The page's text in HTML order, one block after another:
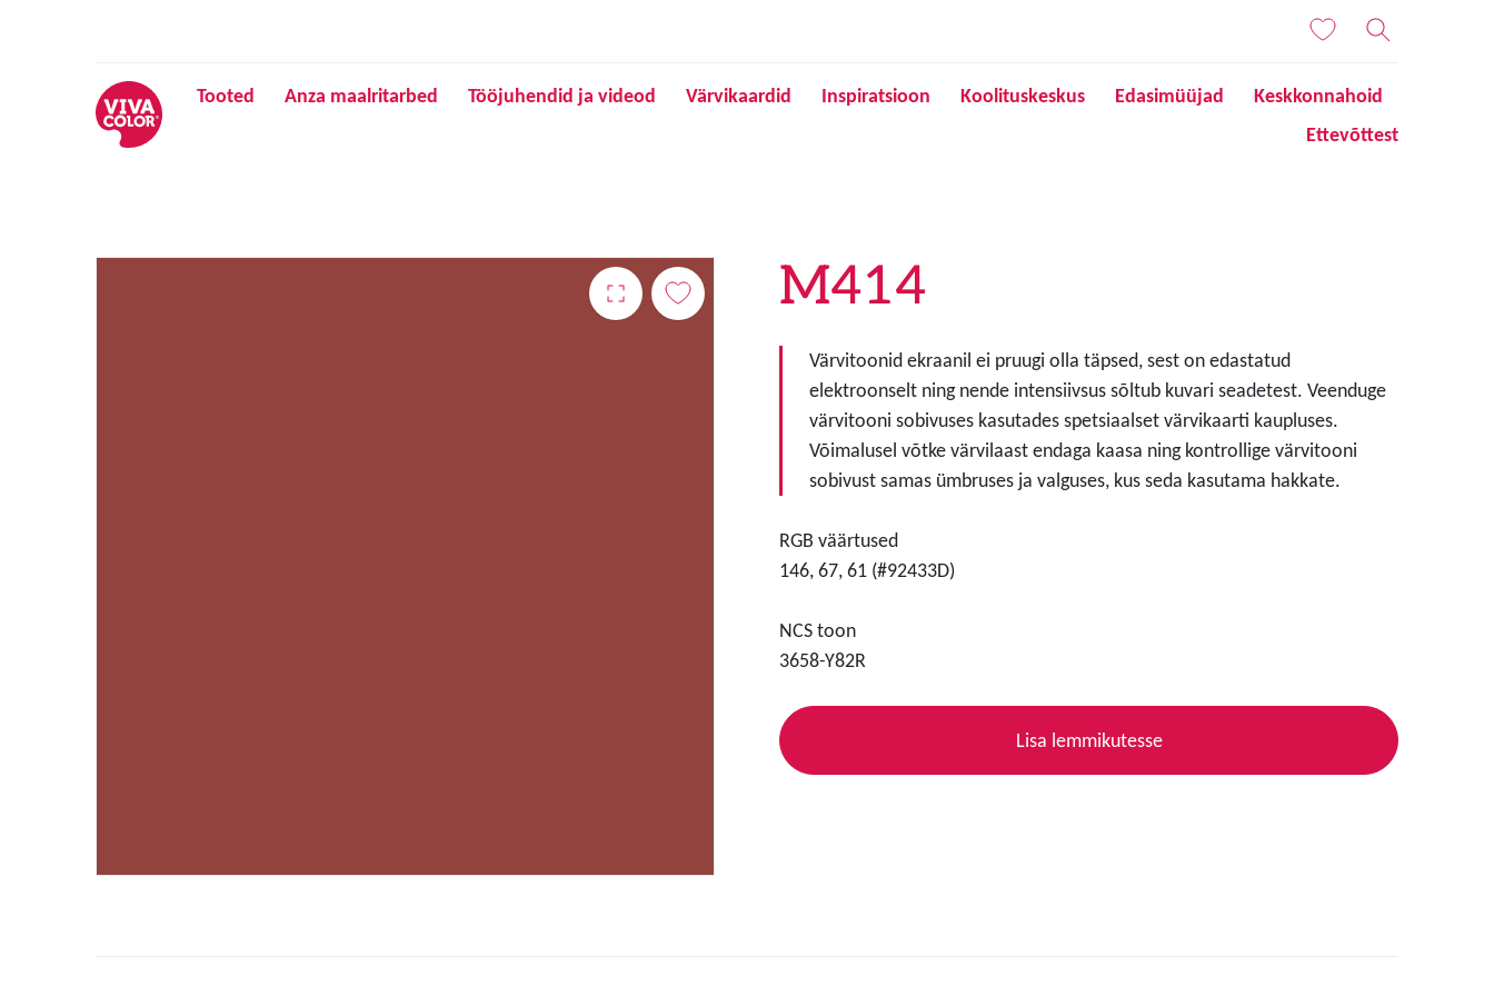
Tooted Anza maalritarbed Tööjuhendid ja videod Värvikaardid Inspiratsioon Koolituskeskus Edasimüüjad
Keskkonnahoid
Ettevõttest
M414
Värvitoonid ekraanil ei pruugi olla täpsed, sest on edastatud
elektroonselt ning nende intensiivsus sõltub kuvari seadetest. Veenduge
värvitooni sobivuses kasutades spetsiaalset värvikaarti kaupluses.
Võimalusel võtke värvilaast endaga kaasa ning kontrollige värvitooni
sobivust samas ümbruses ja valguses, kus seda kasutama hakkate.
RGB väärtused
146, 67, 61 (#92433D)
NCS toon
3658-Y82R
Lisa lemmikutesse